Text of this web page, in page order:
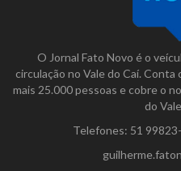
O Jornal Fato Novo é o
circulação no Vale do Caí.
mais 25.000 pessoas e cobre o
do
Telefones: 51